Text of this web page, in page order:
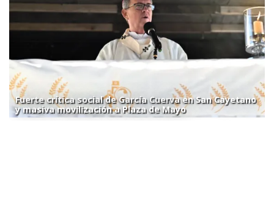
Fuerte crítica social de García Cuerva en San Cayetano
y masiva movilización a Plaza de Mayo